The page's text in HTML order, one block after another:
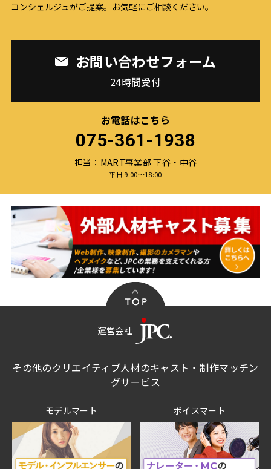
コンシェルジュがご提案。お気軽にご相談ください。
お問い合わせフォーム
24時間受付
お電話はこちら
075-361-1938
担当：MART事業部 下谷・中谷
平日 9:00〜18:00
運営会社
その他のクリエイティブ人材のキャスト・制作マッチン
グサービス
モデルマート ボイスマート